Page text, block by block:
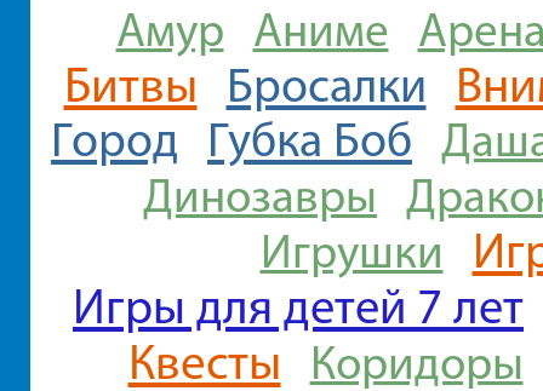
Амур Аниме
Битвы Бросалки
Город Губка Боб
Динозавры
Игрушки
Игры для детей 7 лет
Квесты
Коридоры